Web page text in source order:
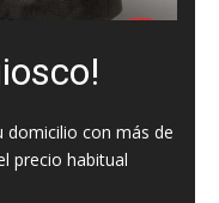
domicilio con más de
precio habitual